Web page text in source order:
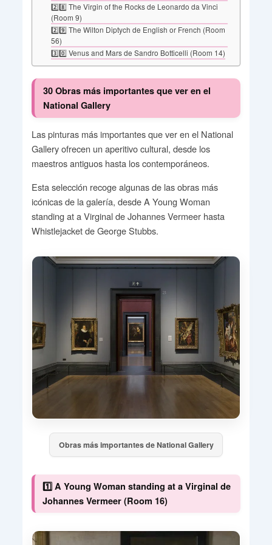
2️⃣8️⃣ The Virgin of the Rocks de Leonardo da Vinci
(Room 9)
2️⃣9️⃣ The Wilton Diptych de English or French (Room
56)
3️⃣0️⃣ Venus and Mars de Sandro Botticelli (Room 14)
30 Obras más importantes que ver en el
National Gallery
Las pinturas más importantes que ver en el National
Gallery ofrecen un aperitivo cultural, desde los
maestros antiguos hasta los contemporáneos.
Esta selección recoge algunas de las obras más
icónicas de la galería, desde A Young Woman
standing at a Virginal de Johannes Vermeer hasta
Whistlejacket de George Stubbs.
Obras más importantes de National Gallery
1️⃣ A Young Woman standing at a Virginal de
Johannes Vermeer (Room 16)